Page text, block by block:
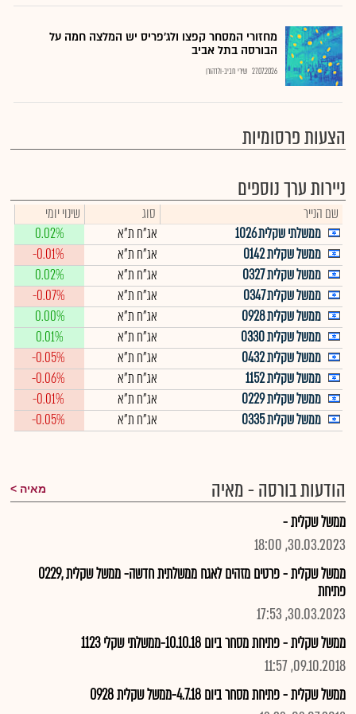
מחזורי המסחר קפצו ולג'פריס יש המלצה חמה על
הבורסה בתל אביב
27.07.2026 שירי חביב-ולדהורן
הצעות פרסומיות
ניירות ערך נוספים
שם הנייר סוג
שינוי יומי
ממשלתי שקלית 1026
אג"ח ת"א
0.02%
ממשל שקלית 0142
אג"ח ת"א
-0.01%
ממשל שקלית 0327
אג"ח ת"א
0.02%
ממשל שקלית 0347
אג"ח ת"א
-0.07%
ממשל שקלית 0928
אג"ח ת"א
0.00%
ממשל שקלית 0330
אג"ח ת"א
0.01%
ממשל שקלית 0432
אג"ח ת"א
-0.05%
ממשל שקלית 1152
אג"ח ת"א
-0.06%
ממשל שקלית 0229
אג"ח ת"א
-0.01%
ממשל שקלית 0335
אג"ח ת"א -0.05%
הודעות בורסה - מאיה מאיה
ממשל שקלית -
30.03.2023, 18:00
ממשל שקלית - פרטים מזהים לאגח ממשלתית חדשה- ממשל שקלית ,0229
פתיחת
30.03.2023, 17:53
ממשל שקלית - פתיחת מסחר ביום 10.10.18-ממשלתי שקלי 1123
09.10.2018, 11:57
ממשל שקלית - פתיחת מסחר ביום 4.7.18-ממשל שקלית 0928